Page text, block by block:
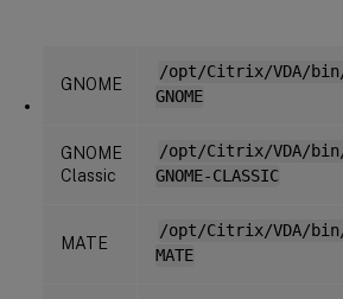
GNOME
/opt/Citrix/VDA/bin/
GNOME
GNOME
Classic
/opt/Citrix/VDA/bin/
GNOME-CLASSIC
MATE
/opt/Citrix/VDA/bin/
MATE